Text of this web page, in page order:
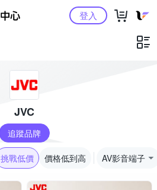
Yahoo購物中心登入
JVC
追蹤品牌
挑戰低價 價格低到高 AV影音端子